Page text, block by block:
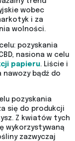
wobec
i za
wolności.
pozyskania
nasiona w celu
papieru. Liście i
nawozy bądź do
pozyskania
się do produkcji
Z kwiatów tych
wykorzystywaną
zazwyczaj